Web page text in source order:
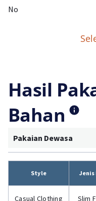
No
Hasil
Bahan
Pakaian Dewasa
Style Jenis
Casual Clothing Slim